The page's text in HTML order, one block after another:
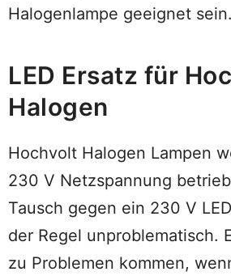
Halogenlampe geeignet sein.
LED Ersatz für
Halogen
Hochvolt Halogen Lampen
230 V Netzspannung
Tausch gegen ein 230 V
der Regel unproblematisch.
zu Problemen kommen,